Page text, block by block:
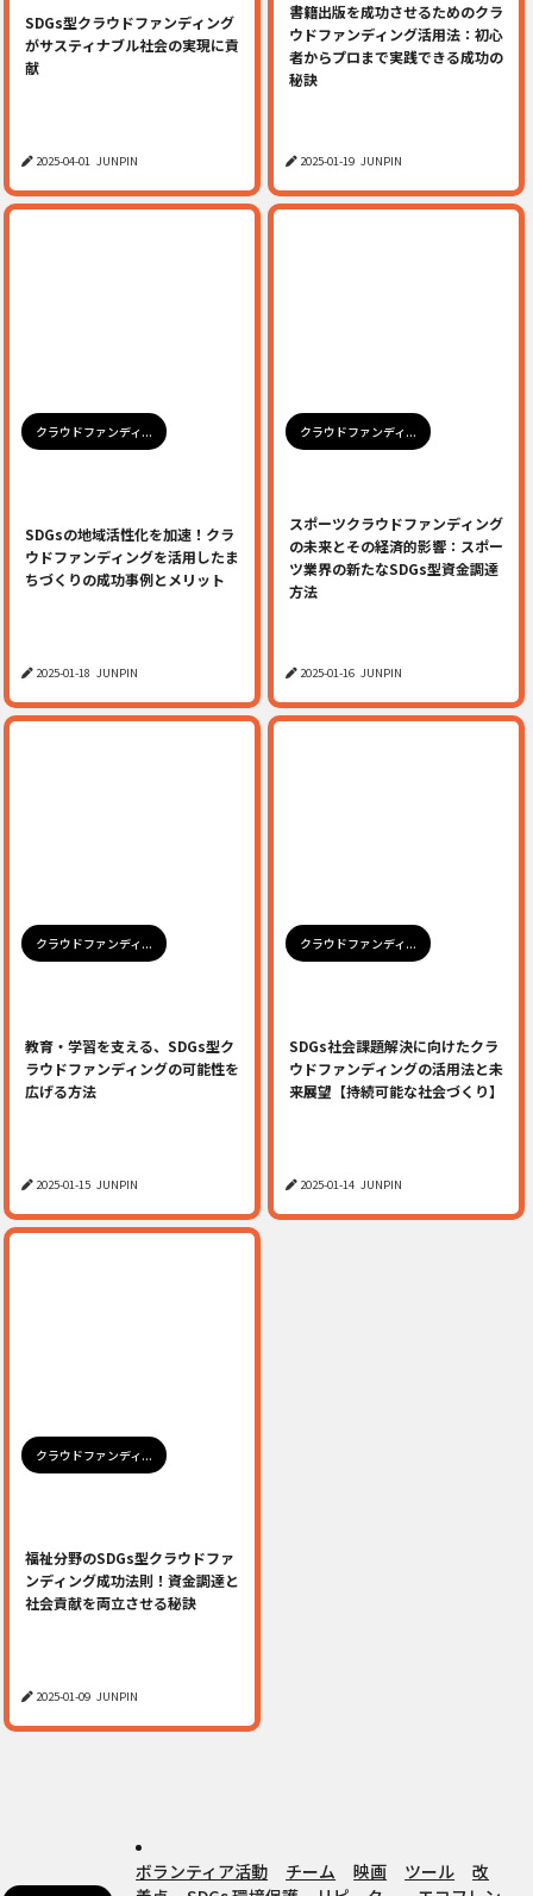
SDGs型クラウドファンディング
がサスティナブル社会の実現に貢
献
2025-04-01 JUNPIN
書籍出版を成功させるためのクラ
ウドファンディング活用法：初心
者からプロまで実践できる成功の
秘訣
2025-01-19 JUNPIN
クラウドファンディ...
SDGsの地域活性化を加速！クラ
ウドファンディングを活用したま
ちづくりの成功事例とメリット
2025-01-18 JUNPIN
クラウドファンディ...
スポーツクラウドファンディング
の未来とその経済的影響：スポー
ツ業界の新たなSDGs型資金調達
方法
2025-01-16 JUNPIN
クラウドファンディ...
教育・学習を支える、SDGs型ク
ラウドファンディングの可能性を
広げる方法
2025-01-15 JUNPIN
クラウドファンディ...
SDGs社会課題解決に向けたクラ
ウドファンディングの活用法と未
来展望【持続可能な社会づくり】
2025-01-14 JUNPIN
クラウドファンディ...
福祉分野のSDGs型クラウドファ
ンディング成功法則！資金調達と
社会貢献を両立させる秘訣
2025-01-09 JUNPIN
ボランティア活動 チーム 映画 ツール
改